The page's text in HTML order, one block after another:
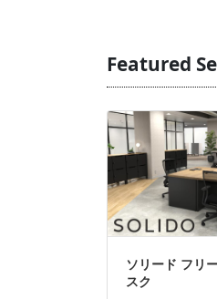
Featured
ソリード フリ
スク